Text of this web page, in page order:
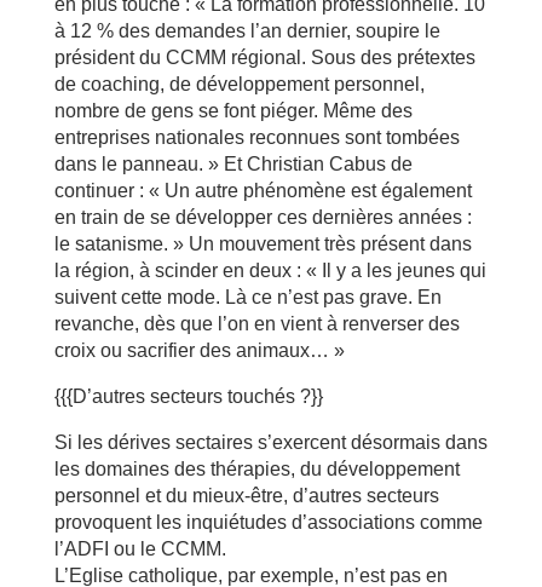
en plus touché : « La formation professionnelle. 10
à 12 % des demandes l’an dernier, soupire le
président du CCMM régional. Sous des prétextes
de coaching, de développement personnel,
nombre de gens se font piéger. Même des
entreprises nationales reconnues sont tombées
dans le panneau. » Et Christian Cabus de
continuer : « Un autre phénomène est également
en train de se développer ces dernières années :
le satanisme. » Un mouvement très présent dans
la région, à scinder en deux : « Il y a les jeunes qui
suivent cette mode. Là ce n’est pas grave. En
revanche, dès que l’on en vient à renverser des
croix ou sacrifier des animaux… »
{{{D’autres secteurs touchés ?}}
Si les dérives sectaires s’exercent désormais dans
les domaines des thérapies, du développement
personnel et du mieux-être, d’autres secteurs
provoquent les inquiétudes d’associations comme
l’ADFI ou le CCMM.
L’Eglise catholique, par exemple, n’est pas en